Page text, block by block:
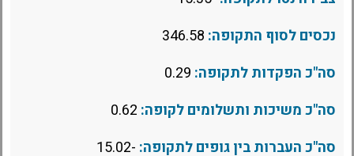
נכסים לסוף התקופה:
סה"כ הפקדות לתקופה:
סה"כ משיכות ותשלומים לקופה:
סה"כ העברות בין גופים לתקופה: -15.02